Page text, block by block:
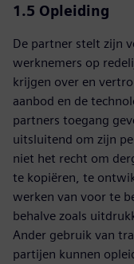
1.5 Opleiding
De partner stelt zijn
werknemers op
krijgen over en
aanbod en de
partners toegang
uitsluitend om zijn
niet het recht om
te kopiëren, te
werken van voor te
behalve zoals
Ander gebruik van
partijen kunnen